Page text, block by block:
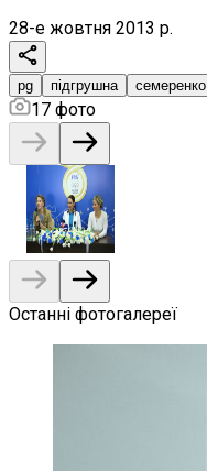
28-е жовтня 2013 р.
pg підгрушна семеренко
17 фото
Останні фотогалереї